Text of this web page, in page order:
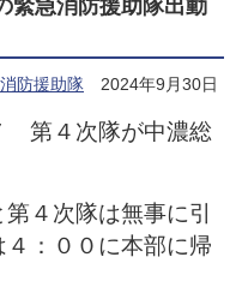
緊急消防援助隊出動
防援助隊 2024年9月30日
第４次隊が中濃総
４次隊は無事に引
：００に本部に帰